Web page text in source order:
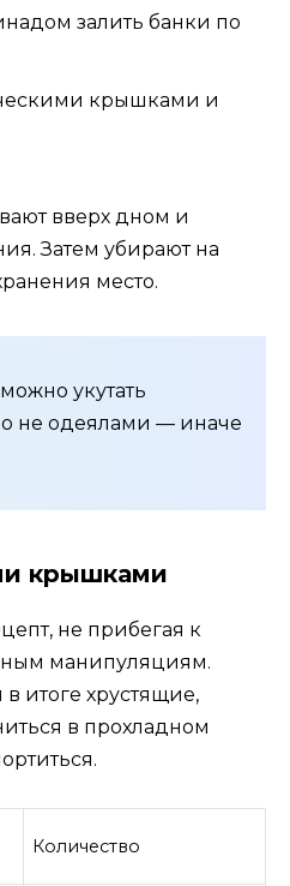
залить банки по
крышками и
вверх дном и
Затем убирают на
место.
укутать
не одеялами — иначе
крышками
не прибегая к
манипуляциям.
итоге хрустящие,
в прохладном
Количество